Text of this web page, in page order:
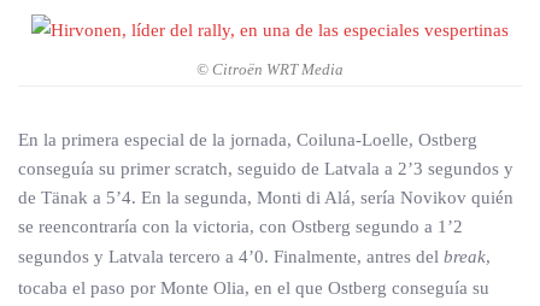
© Citroën WRT Media
En la primera especial de la jornada, Coiluna-Loelle, Ostberg
conseguía su primer scratch, seguido de Latvala a 2’3 segundos y
de Tänak a 5’4. En la segunda, Monti di Alá, sería Novikov quién
se reencontraría con la victoria, con Ostberg segundo a 1’2
segundos y Latvala tercero a 4’0. Finalmente, antres del break,
tocaba el paso por Monte Olia, en el que Ostberg conseguía su